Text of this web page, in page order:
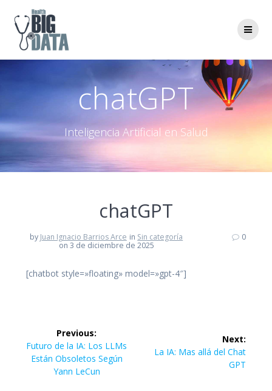
chatGPT
Inteligencia Artificial en Salud
chatGPT
by Juan Ignacio Barrios Arce in Sin categoría
on 3 de diciembre de 2025
0
[chatbot style=»floating» model=»gpt-4″]
Navegación
de
entradas
Previous:
Previous
post:
Futuro de la IA: Los LLMs
Están Obsoletos Según
Yann LeCun
Next:
Next
La IA: Mas allá del Chat
GPT